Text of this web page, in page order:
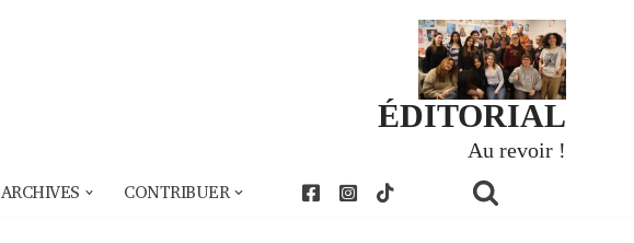
ÉDITORIAL
Au revoir !
ARCHIVES CONTRIBUER